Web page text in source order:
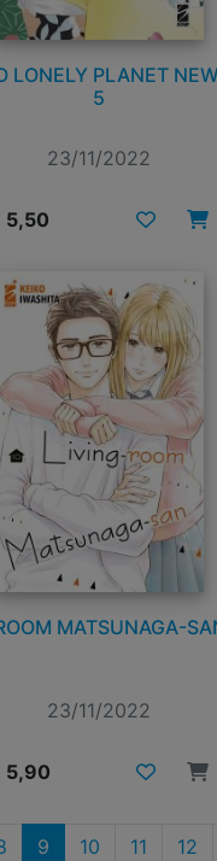
LONELY PLANET
5
23/11/2022
5,50
MATSUNAGA-
23/11/2022
5,90
9 10 11 12